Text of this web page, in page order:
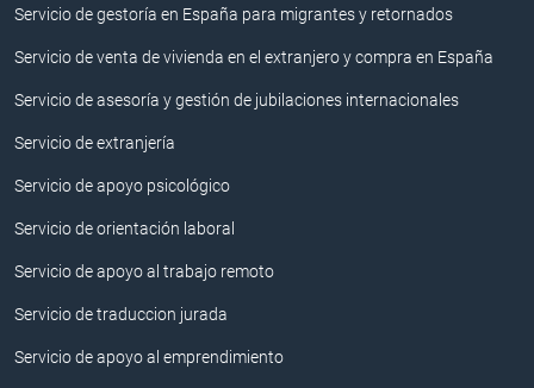
Servicio de gestoría en España para migrantes y retornados
Servicio de venta de vivienda en el extranjero y compra en España
Servicio de asesoría y gestión de jubilaciones internacionales
Servicio de extranjería
Servicio de apoyo psicológico
Servicio de orientación laboral
Servicio de apoyo al trabajo remoto
Servicio de traduccion jurada
Servicio de apoyo al emprendimiento